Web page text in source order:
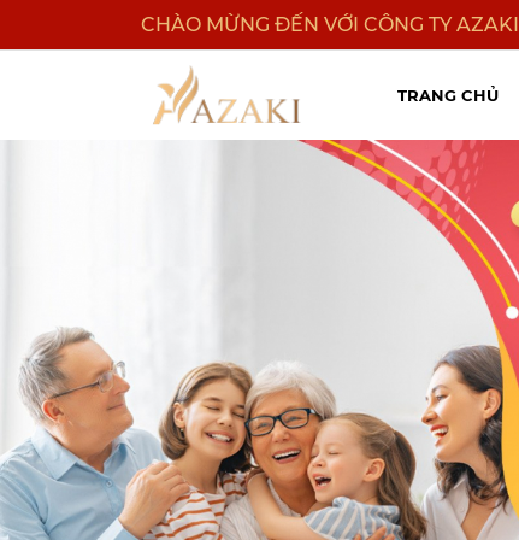
CHÀO MỪNG ĐẾN VỚI CÔNG TY AZAKI
TRANG CHỦ